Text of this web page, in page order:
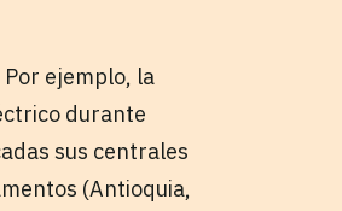
ejemplo, la
durante
sus centrales
(Antioquia,